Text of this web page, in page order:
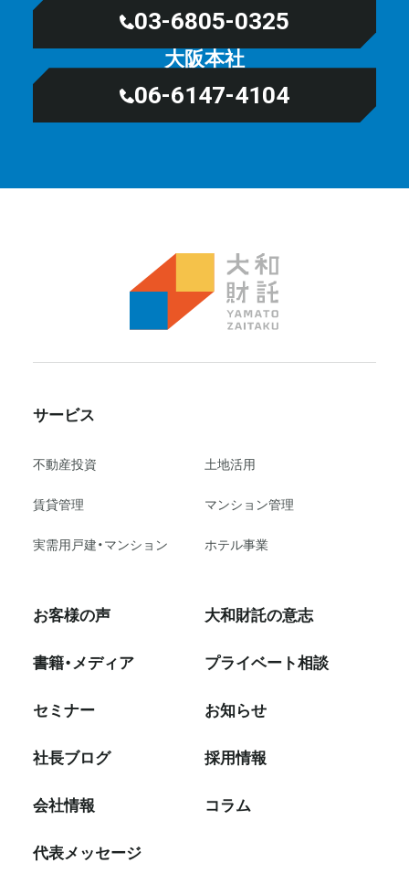
03-6805-0325
大阪本社
06-6147-4104
サービス
不動産投資
⼟地活⽤
賃貸管理
マンション管理
実需用戸建・マンション
ホテル事業
お客様の声
書籍・メディア
セミナー
社⻑ブログ
会社情報
代表メッセージ
大和財託の意志
プライベート相談
お知らせ
採⽤情報
コラム